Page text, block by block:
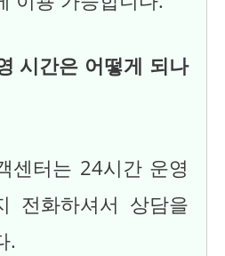
시간은 어떻게 되나
센터는 24시간 운영
전화하셔서 상담을
.